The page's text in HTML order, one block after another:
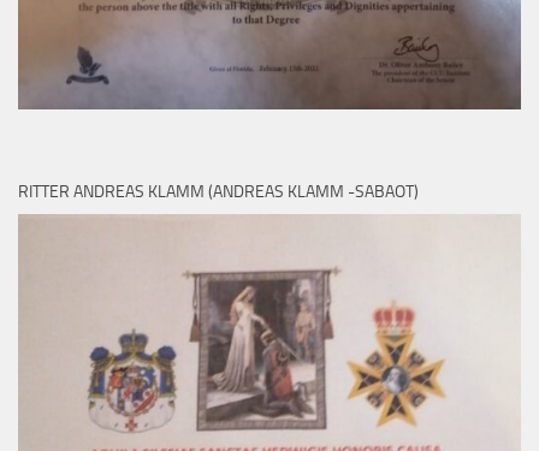
RITTER ANDREAS KLAMM (ANDREAS KLAMM -SABAOT)